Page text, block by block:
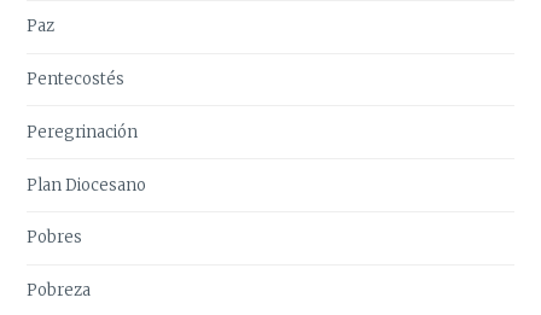
Paz
Pentecostés
Peregrinación
Plan Diocesano
Pobres
Pobreza